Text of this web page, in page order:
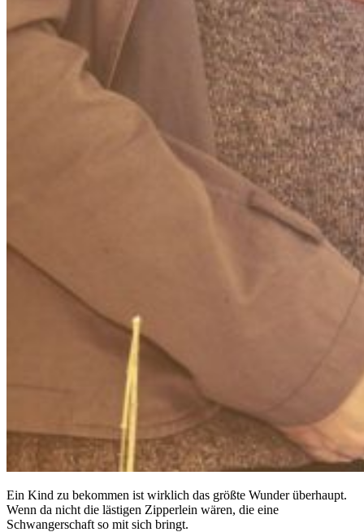
Ein Kind zu bekommen ist wirklich das größte Wunder überhaupt.
Wenn da nicht die lästigen Zipperlein wären, die eine
Schwangerschaft so mit sich bringt.